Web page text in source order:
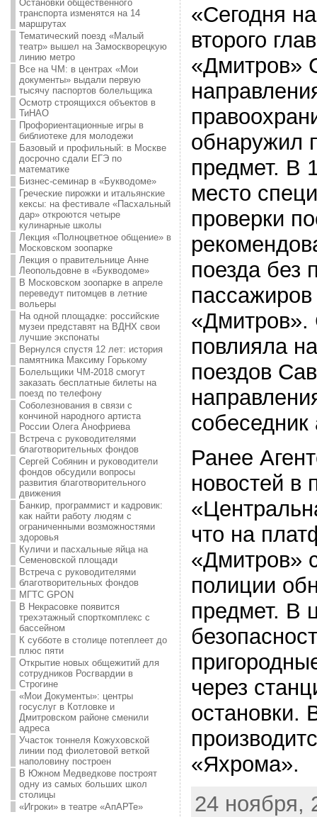
Остановки общественного
транспорта изменятся на 14
маршрутах
Тематический поезд «Малый
театр» вышел на Замоскворецкую
линию метро
Все на ЧМ: в центрах «Мои
документы» выдали первую
тысячу паспортов болельщика
Осмотр строящихся объектов в
ТиНАО
Профориентационные игры в
библиотеке для молодежи
Базовый и профильный: в Москве
досрочно сдали ЕГЭ по
математике
Бизнес-семинар в «Букводоме»
Греческие пирожки и итальянские
кексы: на фестивале «Пасхальный
дар» откроются четыре
кулинарные школы
Лекция «Полноцветное общение» в
Московском зоопарке
Лекция о правительнице Анне
Леопольдовне в «Букводоме»
В Московском зоопарке в апреле
переведут питомцев в летние
вольеры
На одной площадке: российские
музеи представят на ВДНХ свои
лучшие экспонаты
Вернулся спустя 12 лет: история
памятника Максиму Горькому
Болельщики ЧМ-2018 смогут
заказать бесплатные билеты на
поезд по телефону
Соболезнования в связи с
кончиной народного артиста
России Олега Анофриева
Встреча с руководителями
благотворительных фондов
Сергей Собянин и руководители
фондов обсудили вопросы
развития благотворительного
движения
Банкир, программист и кадровик:
как найти работу людям с
ограниченными возможностями
здоровья
Куличи и пасхальные яйца на
Семеновской площади
Встреча с руководителями
благотворительных фондов
МГТС GPON
В Некрасовке появится
трехэтажный спорткомплекс с
бассейном
К субботе в столице потеплеет до
плюс пяти
Открытие новых общежитий для
сотрудников Росгвардии в
Строгине
«Мои Документы»: центры
госуслуг в Котловке и
Дмитровском районе сменили
адреса
Участок тоннеля Кожуховской
линии под фиолетовой веткой
наполовину построен
В Южном Медведкове построят
одну из самых больших школ
столицы
«Игроки» в театре «АпАРТе»
«Сегодня
второго
«Дмитров»
обнаружил
предмет. В
место
проверки
поезда без
«Дмитров».
повлияла
поездов
собеседник
Ранее
новостей в
что на
«Дмитров»
полиции
предмет. В
через
остановки.
«Яхрома».
24 ноября,